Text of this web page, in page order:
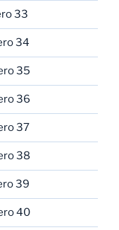
33
34
35
36
37
38
39
40